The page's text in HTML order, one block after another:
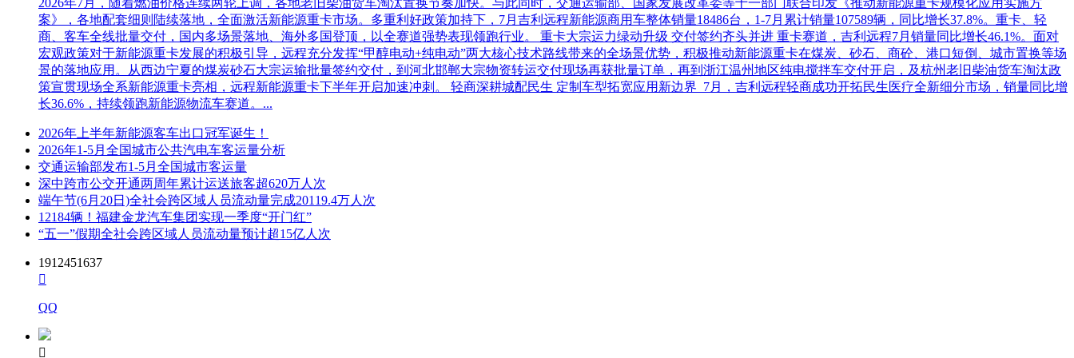
案》，各地配套细则陆续落地，全面激活新能源重卡市场。多重利好政策加持下，7月吉利远程新能源商用车整体销量18486台，1-7月累计销量107589辆，同比增长37.8%。重卡、轻
商、客车全线批量交付，国内多场景落地、海外多国登顶，以全赛道强势表现领跑行业。 重卡大宗运力绿动升级 交付签约齐头并进 重卡赛道，吉利远程7月销量同比增长46.1%。面对
宏观政策对于新能源重卡发展的积极引导，远程充分发挥“甲醇电动+纯电动”两大核心技术路线带来的全场景优势，积极推动新能源重卡在煤炭、砂石、商砼、港口短倒、城市置换等场
景的落地应用。从西边宁夏的煤炭砂石大宗运输批量签约交付，到河北邯郸大宗物资转运交付现场再获批量订单，再到浙江温州地区纯电搅拌车交付开启，及杭州老旧柴油货车淘汰政
策宣贯现场全系新能源重卡亮相，远程新能源重卡下半年开启加速冲刺。 轻商深耕城配民生 定制车型拓宽应用新边界 7月，吉利远程轻商成功开拓民生医疗全新细分市场，销量同比增
长36.6%，持续领跑新能源物流车赛道。...
2026年上半年新能源客车出口冠军诞生！
2026年1-5月全国城市公共汽电车客运量分析
交通运输部发布1-5月全国城市客运量
深中跨市公交开通两周年累计运送旅客超620万人次
端午节(6月20日)全社会跨区域人员流动量完成20119.4万人次
12184辆！福建金龙汽车集团实现一季度“开门红”
“五一”假期全社会跨区域人员流动量预计超15亿人次
1912451637

QQ
